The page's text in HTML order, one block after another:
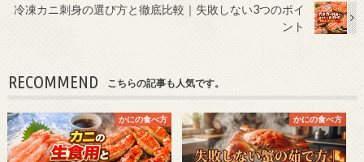
冷凍カニ刺身の選び方と徹底比較｜失敗しない3つのポイ
ント
RECOMMEND こちらの記事も人気です。
かにの食べ方 かにの食べ方